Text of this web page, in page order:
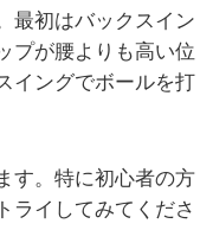
最初はバックスイン
プが腰よりも高い位
イングでボールを打
す。特に初心者の方
ライしてみてくださ